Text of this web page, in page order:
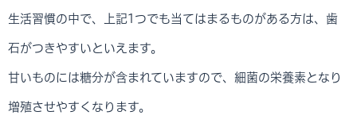
生活習慣の中で、上記1つでも当てはまるものがある方は、歯
石がつきやすいといえます。
甘いものには糖分が含まれていますので、細菌の栄養素となり
増殖させやすくなります。